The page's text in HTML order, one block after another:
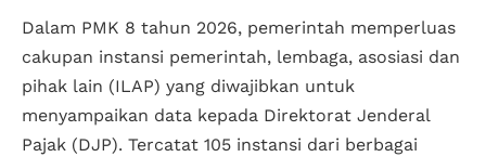
Dalam PMK 8 tahun 2026, pemerintah memperluas
cakupan instansi pemerintah, lembaga, asosiasi dan
pihak lain (ILAP) yang diwajibkan untuk
menyampaikan data kepada Direktorat Jenderal
Pajak (DJP). Tercatat 105 instansi dari berbagai